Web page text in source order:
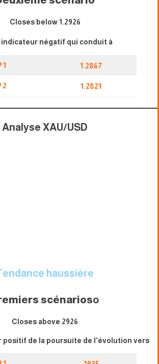
Closes below 1.2926
indicateur négatif qui conduit à
1 1.2867
2 1.2821
Analyse XAU/USD
haussière
scénarioso
Closes above 2926
positif de la poursuite de l'évolution vers